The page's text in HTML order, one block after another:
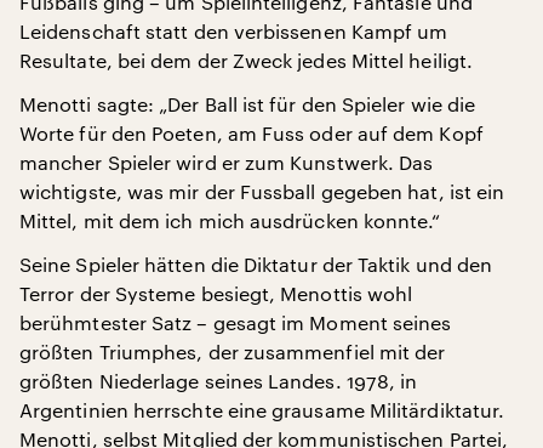
Leidenschaft statt den verbissenen Kampf um
Resultate, bei dem der Zweck jedes Mittel heiligt.
Menotti sagte: „Der Ball ist für den Spieler wie die
Worte für den Poeten, am Fuss oder auf dem Kopf
mancher Spieler wird er zum Kunstwerk. Das
wichtigste, was mir der Fussball gegeben hat, ist ein
Mittel, mit dem ich mich ausdrücken konnte.“
Seine Spieler hätten die Diktatur der Taktik und den
Terror der Systeme besiegt, Menottis wohl
berühmtester Satz – gesagt im Moment seines
größten Triumphes, der zusammenfiel mit der
größten Niederlage seines Landes. 1978, in
Argentinien herrschte eine grausame Militärdiktatur.
Menotti, selbst Mitglied der kommunistischen Partei,